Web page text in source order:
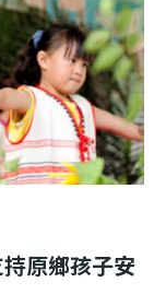
原鄉孩子安